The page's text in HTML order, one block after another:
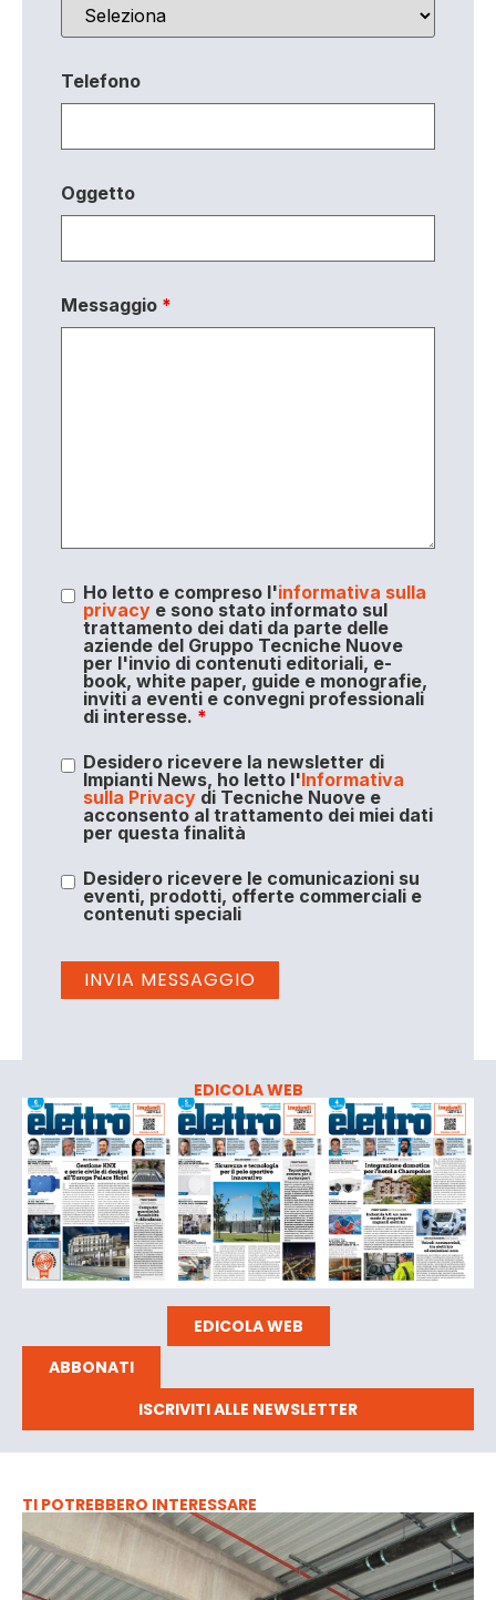
Telefono
Oggetto
Messaggio *
Ho letto e compreso l'informativa sulla
privacye sono stato informato sul
trattamento dei dati da parte delle
aziende del Gruppo Tecniche Nuove
per l'invio di contenuti editoriali, e-
book, white paper, guide e monografie,
inviti a eventi e convegni professionali
di interesse. *
Desidero ricevere la newsletter di
Impianti News, ho letto l'Informativa
sulla Privacydi Tecniche Nuove e
acconsento al trattamento dei miei dati
per questa finalità
Desidero ricevere le comunicazioni su
eventi, prodotti, offerte commerciali e
contenuti speciali
EDICOLA WEB
EDICOLA WEB
ABBONATI
ISCRIVITI ALLE NEWSLETTER
TI POTREBBERO INTERESSARE